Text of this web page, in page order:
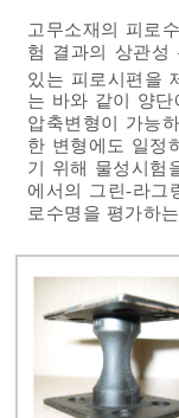
고무소재의 피로
험 결과의 상관성
있는 피로시편을
는 바와 같이 양
압축변형이 가능
한 변형에도 일정
기 위해 물성시험
에서의 그린-라그
로수명을 평가하